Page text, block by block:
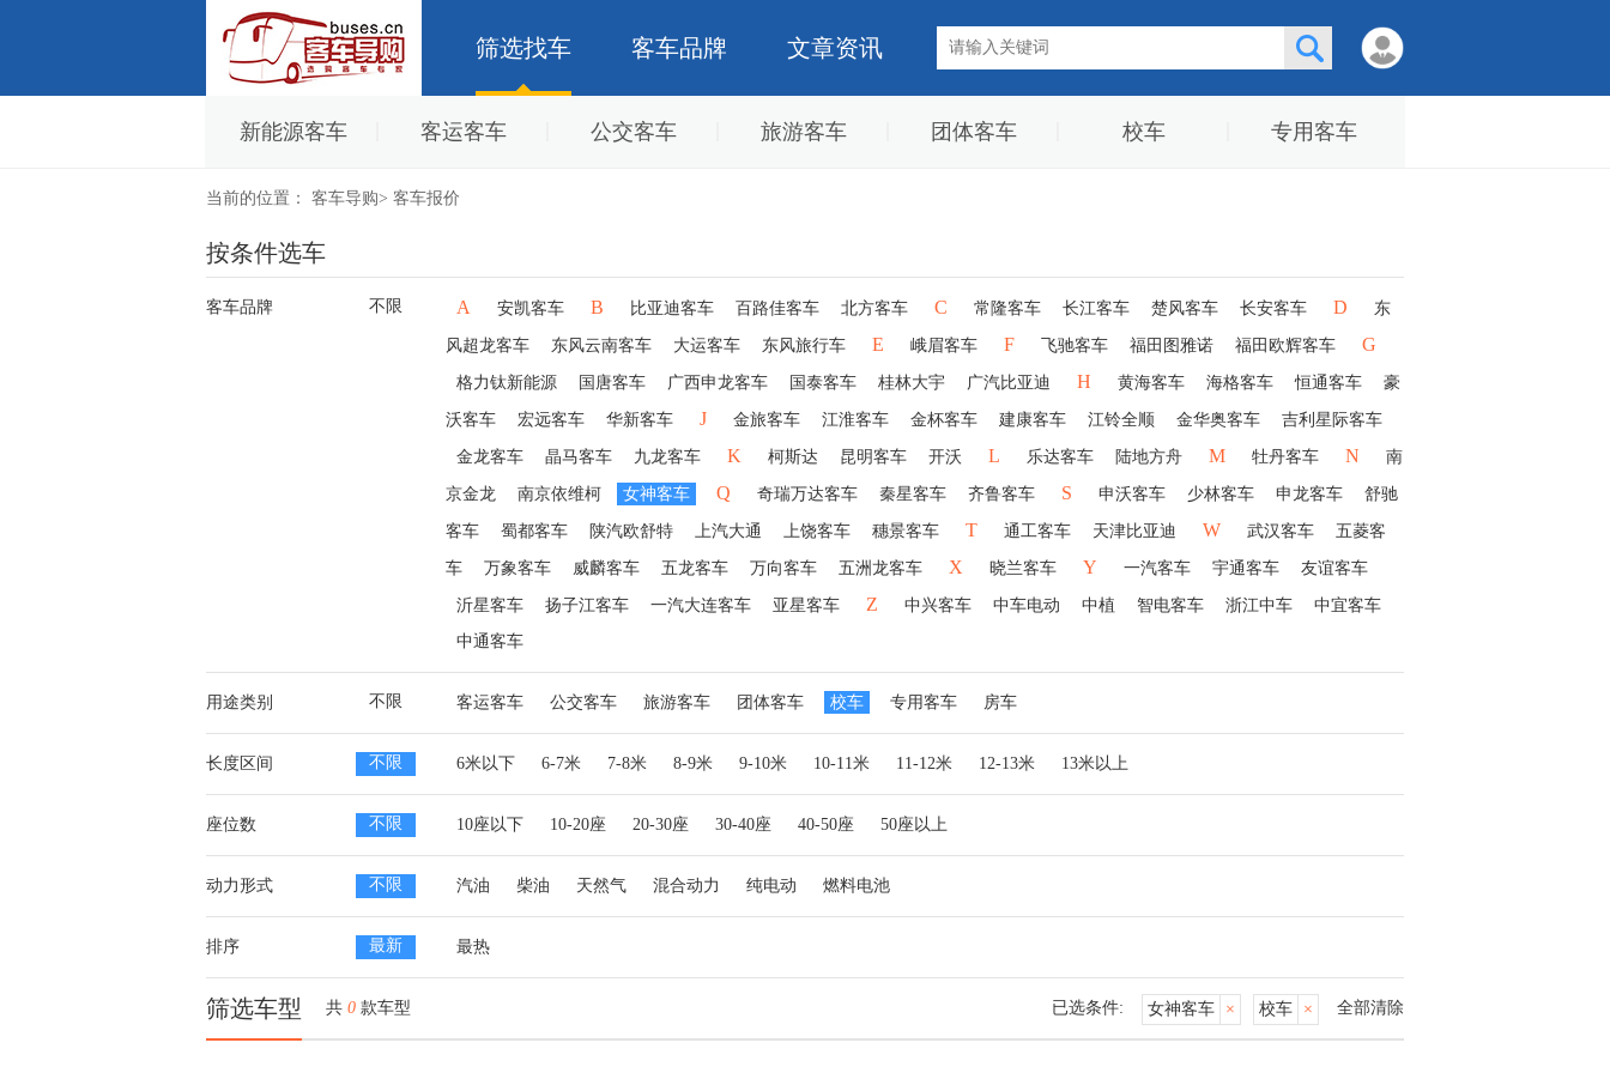
筛选找车 客车品牌 文章资讯
新能源客车 客运客车 公交客车 旅游客车 团体客车 校车 专用客车
当前的位置： 客车导购> 客车报价
按条件选车
客车品牌 不限 A 安凯客车 B 比亚迪客车 百路佳客车 北方客车 C 常隆客车 长江客车 楚风客车 长安客车 D 东
风超龙客车 东风云南客车 大运客车 东风旅行车 E 峨眉客车 F 飞驰客车 福田图雅诺 福田欧辉客车 G
格力钛新能源 国唐客车 广西申龙客车 国泰客车 桂林大宇 广汽比亚迪 H 黄海客车 海格客车 恒通客车 豪
沃客车 宏远客车 华新客车 J 金旅客车 江淮客车 金杯客车 建康客车 江铃全顺 金华奥客车 吉利星际客车
金龙客车 晶马客车 九龙客车 K 柯斯达 昆明客车 开沃 L 乐达客车 陆地方舟 M 牡丹客车 N 南
京金龙 南京依维柯 女神客车 Q 奇瑞万达客车 秦星客车 齐鲁客车 S 申沃客车 少林客车 申龙客车 舒驰
客车 蜀都客车 陕汽欧舒特 上汽大通 上饶客车 穗景客车 T 通工客车 天津比亚迪 W 武汉客车 五菱客
车 万象客车 威麟客车 五龙客车 万向客车 五洲龙客车 X 晓兰客车 Y 一汽客车 宇通客车 友谊客车
沂星客车 扬子江客车 一汽大连客车 亚星客车 Z 中兴客车 中车电动 中植 智电客车 浙江中车
中宜客车
中通客车
用途类别 不限 客运客车 公交客车 旅游客车 团体客车 校车 专用客车 房车
长度区间 不限 6米以下 6-7米 7-8米 8-9米 9-10米 10-11米 11-12米 12-13米 13米以上
座位数 不限 10座以下 10-20座 20-30座 30-40座 40-50座 50座以上
动力形式 不限 汽油 柴油 天然气 混合动力 纯电动 燃料电池
排序 最新 最热
筛选车型 共 0 款车型 全部清除
校车 ×
女神客车 ×
已选条件: